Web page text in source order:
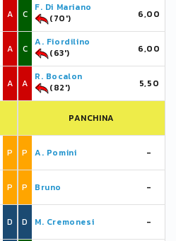
A
A
A
P
P
D
C
F. Di Mariano
(70')
6,00
C
A. Fiordilino
(63')
6,00
A
R. Bocalon
(82')
5,50
PANCHINA
P A. Pomini -
P Bruno -
D M. Cremonesi -